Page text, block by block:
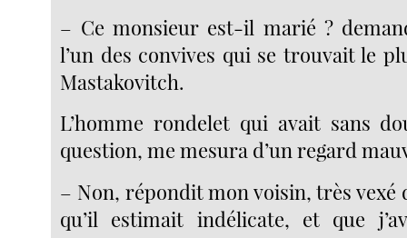
– Ce monsieur est-il marié ?
l’un des convives qui se trouvait le
Mastakovitch.
L’homme rondelet qui avait sans
question, me mesura d’un regard
– Non, répondit mon voisin, très vexé
qu’il estimait indélicate, et que